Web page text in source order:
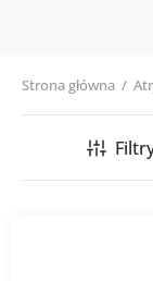
Strona główna /